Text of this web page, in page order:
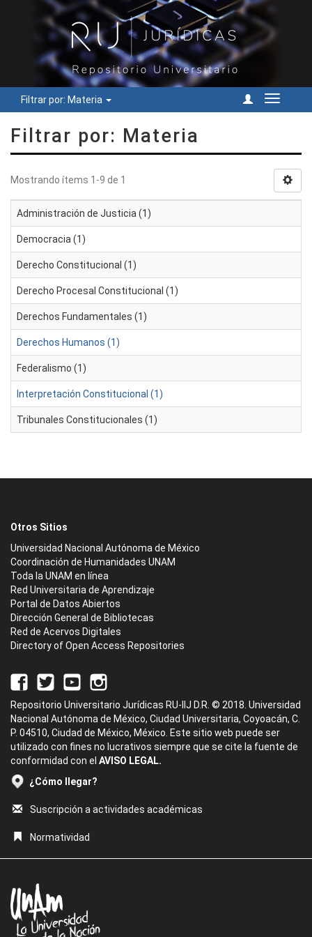
Filtrar por: Materia
Cambiar
Filtrar por: Materia
Mostrando ítems 1-9 de 1
Administración de Justicia (1)
Democracia (1)
Derecho Constitucional (1)
Derecho Procesal Constitucional (1)
Derechos Fundamentales (1)
Derechos Humanos (1)
Federalismo (1)
Interpretación Constitucional (1)
Tribunales Constitucionales (1)
Otros Sitios
Universidad Nacional Autónoma de México
Coordinación de Humanidades UNAM
Toda la UNAM en línea
Red Universitaria de Aprendizaje
Portal de Datos Abiertos
Dirección General de Bibliotecas
Red de Acervos Digitales
Directory of Open Access Repositories
Repositorio Universitario Jurídicas RU-IIJ D.R. © 2018. Universidad
Nacional Autónoma de México, Ciudad Universitaria, Coyoacán, C.
P. 04510, Ciudad de México, México. Este sitio web puede ser
utilizado con fines no lucrativos siempre que se cite la fuente de
conformidad con el AVISO LEGAL.
¿Cómo llegar?
Suscripción a actividades académicas
Normatividad